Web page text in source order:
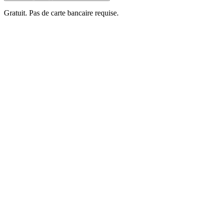
Gratuit. Pas de carte bancaire requise.